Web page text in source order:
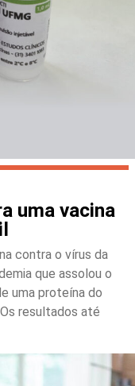
uma vacina
contra o vírus da
que assolou o
uma proteína do
resultados até